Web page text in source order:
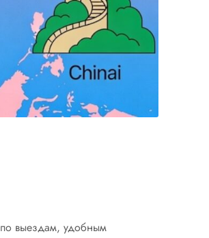
выездам, удобным